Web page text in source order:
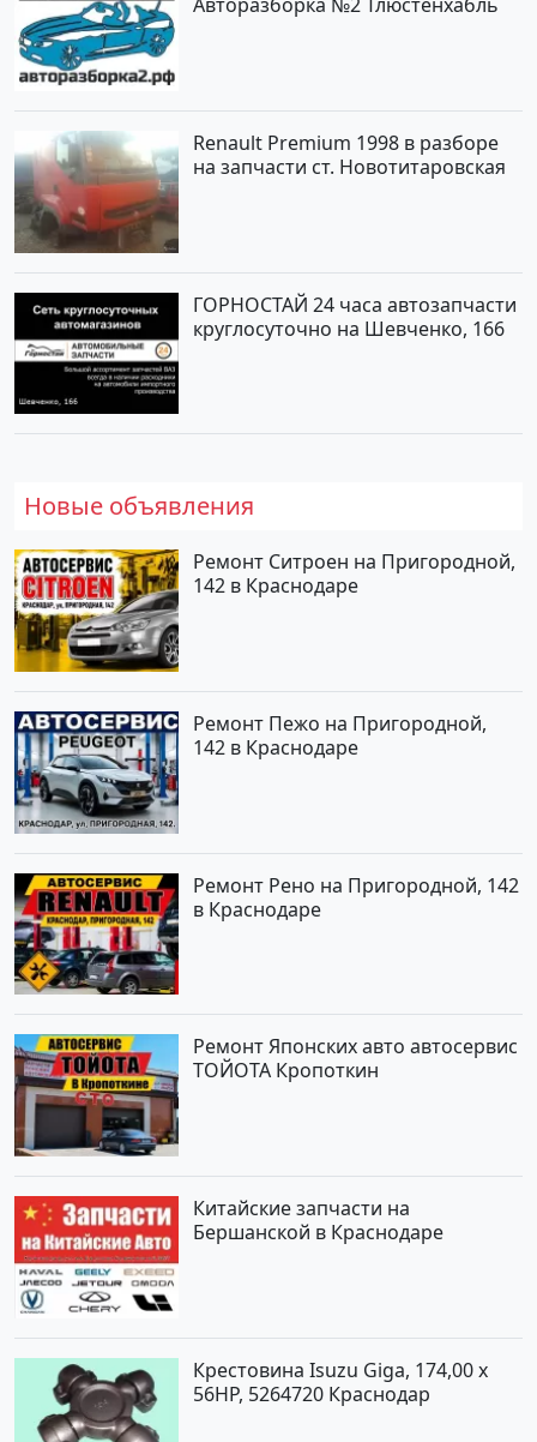
Renault Premium 1998 в разборе
на запчасти ст. Новотитаровская
ГОРНОСТАЙ 24 часа автозапчасти
круглосуточно на Шевченко, 166
Новые объявления
Ремонт Ситроен на Пригородной,
142 в Краснодаре
Ремонт Пежо на Пригородной,
142 в Краснодаре
Ремонт Рено на Пригородной, 142
в Краснодаре
Ремонт Японских авто автосервис
ТОЙОТА Кропоткин
Китайские запчасти на
Бершанской в Краснодаре
Крестовина Isuzu Giga, 174,00 x
56HP, 5264720 Краснодар